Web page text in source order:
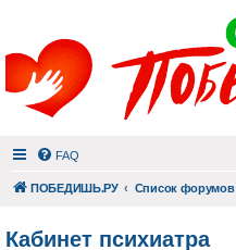
FAQ
ПОБЕДИШЬ.РУ Список форумов
Кабинет психиатра